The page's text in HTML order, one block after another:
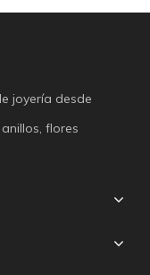
joyería desde
flores